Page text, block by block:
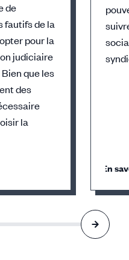
de
fautifs de la
pour la
judiciaire
que les
des
la
En